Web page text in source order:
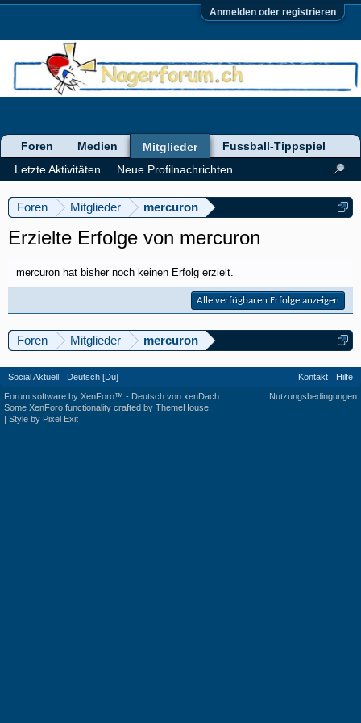
Anmelden oder registrieren
Foren Mitglieder mercuron
Erzielte Erfolge von mercuron
mercuron hat bisher noch keinen Erfolg erzielt.
Alle verfügbaren Erfolge anzeigen
Foren Mitglieder mercuron
Foren Medien
Mitglieder
Letzte Aktivitäten
Neue Profilnachrichten
Fussball-Tippspiel
Social Aktuell Deutsch [Du] Kontakt
Hilfe
Nutzungsbedingungen
Forum software by XenForo™ - Deutsch von xenDach
Some XenForo functionality crafted by ThemeHouse
| Style by Pixel Exit